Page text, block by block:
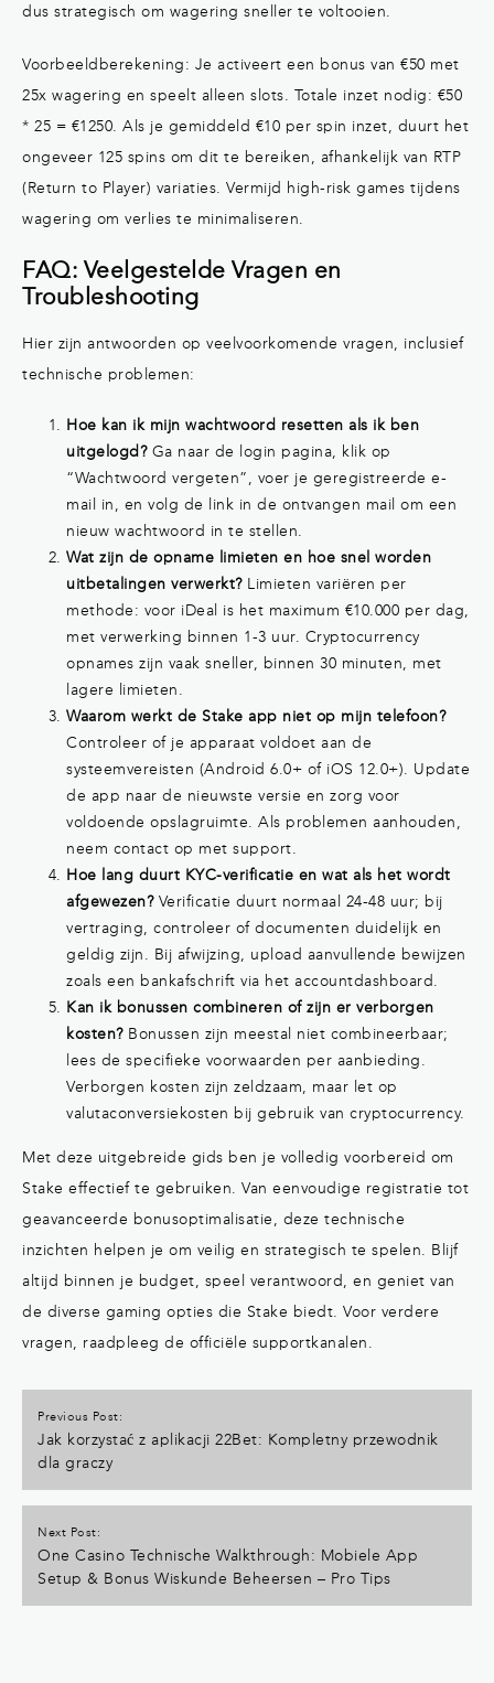
dus strategisch om wagering sneller te voltooien.
Voorbeeldberekening: Je activeert een bonus van €50 met
25x wagering en speelt alleen slots. Totale inzet nodig: €50
* 25 = €1250. Als je gemiddeld €10 per spin inzet, duurt het
ongeveer 125 spins om dit te bereiken, afhankelijk van RTP
(Return to Player) variaties. Vermijd high-risk games tijdens
wagering om verlies te minimaliseren.
FAQ: Veelgestelde Vragen en
Troubleshooting
Hier zijn antwoorden op veelvoorkomende vragen, inclusief
technische problemen:
Hoe kan ik mijn wachtwoord resetten als ik ben
uitgelogd?Ga naar de login pagina, klik op
“Wachtwoord vergeten”, voer je geregistreerde e-
mail in, en volg de link in de ontvangen mail om een
nieuw wachtwoord in te stellen.
Wat zijn de opname limieten en hoe snel worden
uitbetalingen verwerkt?Limieten variëren per
methode: voor iDeal is het maximum €10.000 per dag,
met verwerking binnen 1-3 uur. Cryptocurrency
opnames zijn vaak sneller, binnen 30 minuten, met
lagere limieten.
Waarom werkt de Stake app niet op mijn telefoon?
Controleer of je apparaat voldoet aan de
systeemvereisten (Android 6.0+ of iOS 12.0+). Update
de app naar de nieuwste versie en zorg voor
voldoende opslagruimte. Als problemen aanhouden,
neem contact op met support.
Hoe lang duurt KYC-verificatie en wat als het wordt
afgewezen?Verificatie duurt normaal 24-48 uur; bij
vertraging, controleer of documenten duidelijk en
geldig zijn. Bij afwijzing, upload aanvullende bewijzen
zoals een bankafschrift via het accountdashboard.
Kan ik bonussen combineren of zijn er verborgen
kosten?Bonussen zijn meestal niet combineerbaar;
lees de specifieke voorwaarden per aanbieding.
Verborgen kosten zijn zeldzaam, maar let op
valutaconversiekosten bij gebruik van cryptocurrency.
Met deze uitgebreide gids ben je volledig voorbereid om
Stake effectief te gebruiken. Van eenvoudige registratie tot
geavanceerde bonusoptimalisatie, deze technische
inzichten helpen je om veilig en strategisch te spelen. Blijf
altijd binnen je budget, speel verantwoord, en geniet van
de diverse gaming opties die Stake biedt. Voor verdere
vragen, raadpleeg de officiële supportkanalen.
navigation
Previous
post:
Jak korzystać z aplikacji 22Bet: Kompletny przewodnik
dla graczy
Next
post:
One Casino Technische Walkthrough: Mobiele App
Setup & Bonus Wiskunde Beheersen – Pro Tips